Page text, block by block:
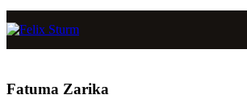
Fatuma Zarika